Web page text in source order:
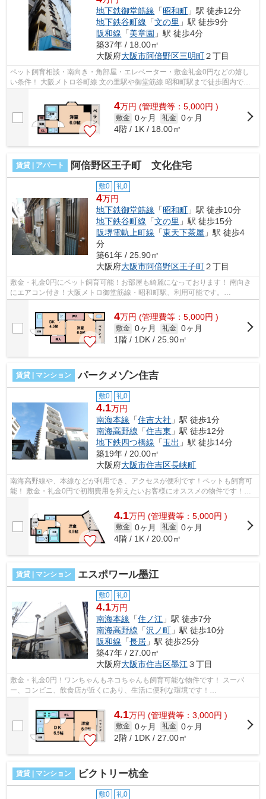
地下鉄御堂筋線 「昭和町 」駅 徒歩12分
地下鉄谷町線 「文の里 」駅 徒歩9分
阪和線 「美章園 」駅 徒歩4分
築37年 / 18.00㎡
大阪府大阪市阿倍野区三明町２丁目
ペット飼育相談・南向き・角部屋・エレベーター・敷金礼金0円などの嬉し
い条件！ 大阪メトロ谷町線 文の里駅や御堂筋線 昭和町駅まで徒歩圏内で可
能です。ぜひ一度ご内覧くださいませ...
4万円 (管理費等：5,000円 )
敷金 0ヶ月 礼金 0ヶ月
4階 / 1K / 18.00㎡
賃貸 | アパート 阿倍野区王子町 文化住宅
敷0 礼0
4万円
地下鉄御堂筋線 「昭和町 」駅 徒歩10分
地下鉄谷町線 「文の里 」駅 徒歩15分
阪堺電軌上町線 「東天下茶屋 」駅 徒歩4
分
築61年 / 25.90㎡
大阪府大阪市阿倍野区王子町２丁目
敷金・礼金0円にペット飼育可能！お部屋も綺麗になっております！ 南向き
にエアコン付き！大阪メトロ御堂筋線・昭和町駅、利用可能です。
■□■□■□■□■□■□■□■□■□■□■□■□■□■□■□■□■□■□■□■□...
4万円 (管理費等：5,000円 )
敷金 0ヶ月 礼金 0ヶ月
1階 / 1DK / 25.90㎡
賃貸 | マンション パークメゾン住吉
敷0 礼0
4.1万円
南海本線 「住吉大社 」駅 徒歩1分
南海高野線 「住吉東 」駅 徒歩12分
地下鉄四つ橋線 「玉出 」駅 徒歩14分
築19年 / 20.00㎡
大阪府大阪市住吉区長峡町
南海高野線や、本線などが利用でき、アクセスが便利です！ペットも飼育可
能！ 敷金・礼金0円で初期費用を抑えたいお客様にオススメの物件です！ミ
4.1万円 (管理費等：5,000円 )
敷金 0ヶ月 礼金 0ヶ月
4階 / 1K / 20.00㎡
賃貸 | マンション エスポワール墨江
敷0 礼0
4.1万円
南海本線 「住ノ江 」駅 徒歩7分
南海高野線 「沢ノ町 」駅 徒歩10分
阪和線 「長居 」駅 徒歩25分
築47年 / 27.00㎡
大阪府大阪市住吉区墨江 ３丁目
敷金・礼金0円！ワンちゃんもネコちゃんも飼育可能な物件です！ スーパ
ー、コンビニ、飲食店が近くにあり、生活に便利な環境です！
4.1万円 (管理費等：3,000円 )
敷金 0ヶ月 礼金 0ヶ月
2階 / 1DK / 27.00㎡
賃貸 | マンション ビクトリー杭全
敷0 礼0